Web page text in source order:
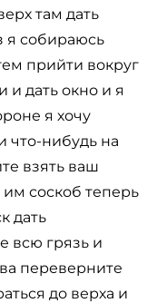
там дать
я собираюсь
прийти вокруг
и дать окно и я
я хочу
что-нибудь на
взять ваш
соскоб теперь
дать
всю грязь и
переверните
до верха и